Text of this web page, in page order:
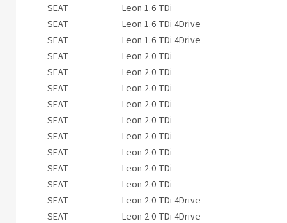
SEAT
Leon 1.6 TDi
SEAT
Leon 1.6 TDi 4Drive
SEAT
Leon 1.6 TDi 4Drive
SEAT
Leon 2.0 TDi
SEAT
Leon 2.0 TDi
SEAT
Leon 2.0 TDi
SEAT
Leon 2.0 TDi
SEAT
Leon 2.0 TDi
SEAT
Leon 2.0 TDi
SEAT
Leon 2.0 TDi
SEAT
Leon 2.0 TDi
SEAT
Leon 2.0 TDi
SEAT
Leon 2.0 TDi 4Drive
SEAT
Leon 2.0 TDi 4Drive